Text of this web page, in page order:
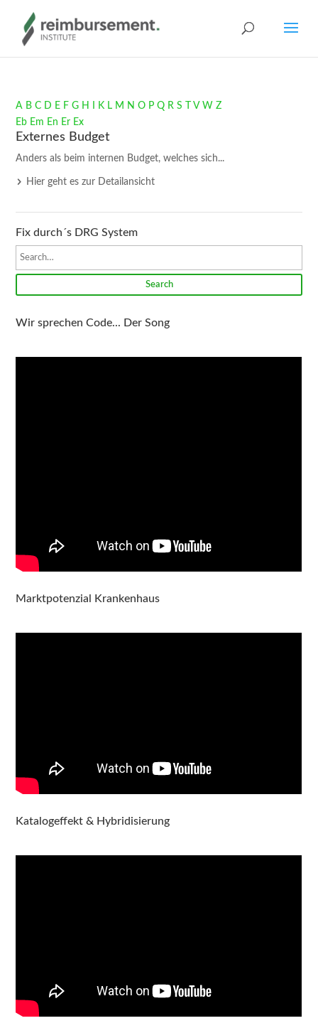
A B C D E F G H K L M N O P Q R S V W Z
Eb Em En Er Ex
Externes Budget
Anders als beim internen Budget, welches sich...
Hier geht es zur Detailansicht
Fix durch´s DRG System
Search
Wir sprechen Code... Der Song
Marktpotenzial Krankenhaus
Katalogeffekt & Hybridisierung